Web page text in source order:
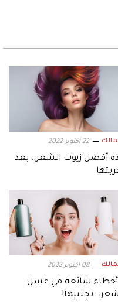
22 أكتوبر 2022
أفضل زيوت الشعر.. بعد
08 أكتوبر 2022
5 أخطاء شائعة في غسل
تجنبيها!